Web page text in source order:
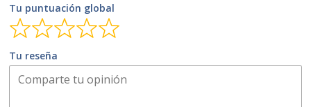
Tu puntuación global
Tu reseña